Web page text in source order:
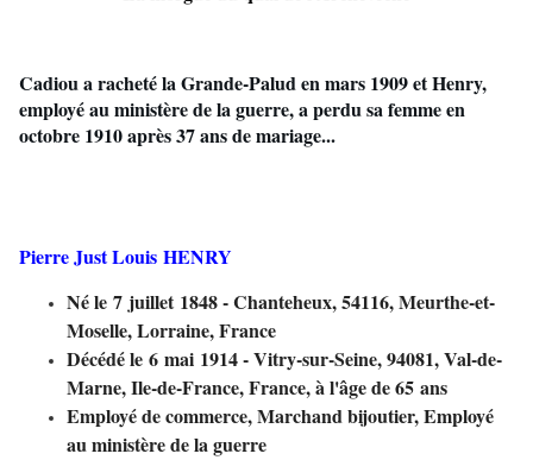
Cadiou a racheté la Grande-Palud en mars 1909 et Henry,
employé au ministère de la guerre, a perdu sa femme en
octobre 1910 après 37 ans de mariage...
Pierre Just Louis HENRY
Né le 7 juillet 1848 - Chanteheux, 54116, Meurthe-et-
Moselle, Lorraine, France
Décédé le 6 mai 1914 - Vitry-sur-Seine, 94081, Val-de-
Marne, Ile-de-France, France, à l'âge de 65 ans
Employé de commerce, Marchand bijoutier, Employé
au ministère de la guerre